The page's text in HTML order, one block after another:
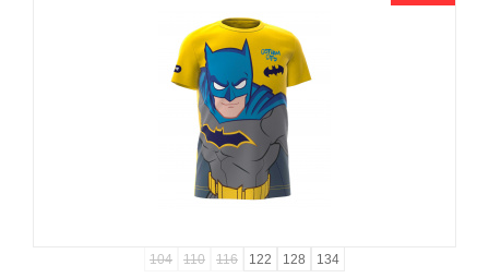
104 110 116 122 128 134